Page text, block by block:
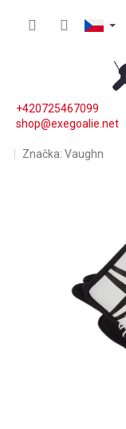
+420725467099
shop@exegoalie.net
Značka: Vaughn